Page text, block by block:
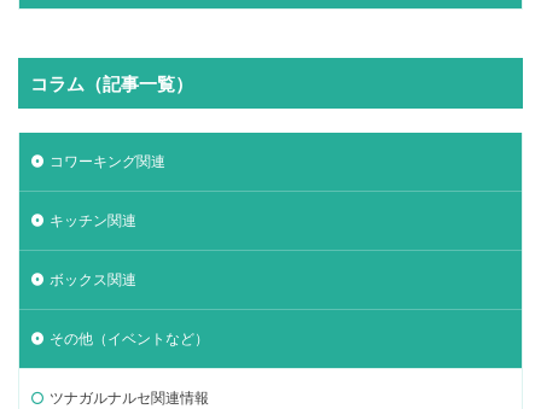
コラム（記事一覧）
コワーキング関連
キッチン関連
ボックス関連
その他（イベントなど）
ツナガルナルセ関連情報